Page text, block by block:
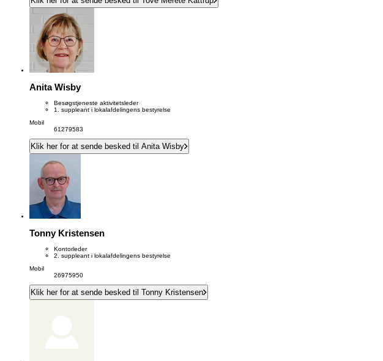
Anita Wisby
Besøgstjeneste aktivitetsleder
1. suppleant i lokalafdelingens bestyrelse
Mobil
61279583
Klik her for at sende besked til Anita Wisby
Tonny Kristensen
Kontorleder
2. suppleant i lokalafdelingens bestyrelse
Mobil
26975950
Klik her for at sende besked til Tonny Kristensen